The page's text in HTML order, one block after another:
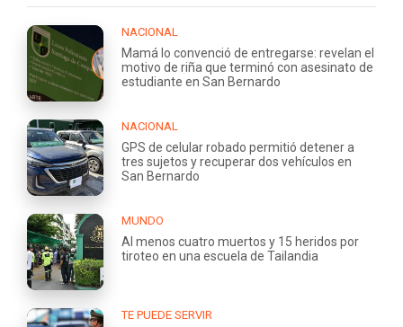
NACIONAL
Mamá lo convenció de entregarse: revelan el
motivo de riña que terminó con asesinato de
estudiante en San Bernardo
NACIONAL
GPS de celular robado permitió detener a
tres sujetos y recuperar dos vehículos en
San Bernardo
MUNDO
Al menos cuatro muertos y 15 heridos por
tiroteo en una escuela de Tailandia
TE PUEDE SERVIR